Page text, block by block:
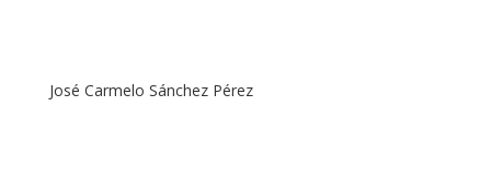
José Carmelo Sánchez Pérez